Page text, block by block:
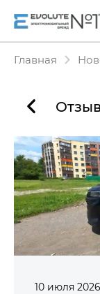
Главная
10 июля 2026